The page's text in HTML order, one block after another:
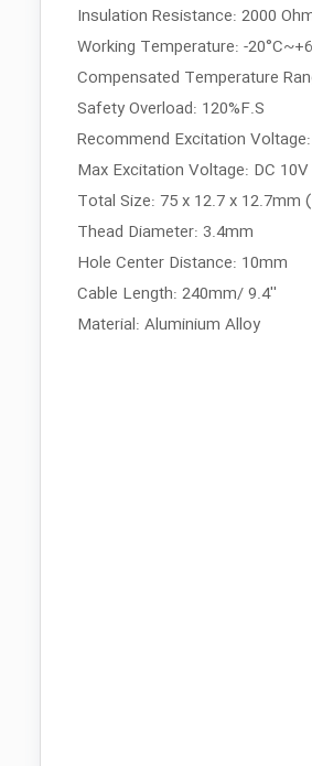
Insulation Resistance: 2000
Working Temperature: -
Compensated Temperature
Safety Overload: 120%F.S
Recommend Excitation
Max Excitation Voltage: DC 10V
Total Size: 75 x 12.7 x 12.7mm
Thead Diameter: 3.4mm
Hole Center Distance: 10mm
Cable Length: 240mm/ 9.4''
Material: Aluminium Alloy